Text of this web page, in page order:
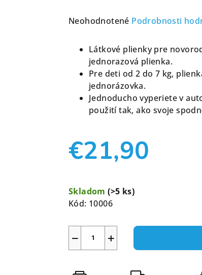
Priemerné
produktu
hviezdičiek.
Neohodnotené Podrobnosti
Látkové plienky pre
jednorazová plienka.
Pre deti od 2 do 7 kg,
jednorázovka.
Jednoducho vyperiete v
použití tak, ako svoje
€21,90
cena:
Skladom(>5 ks)
Kód: 10006
+
−